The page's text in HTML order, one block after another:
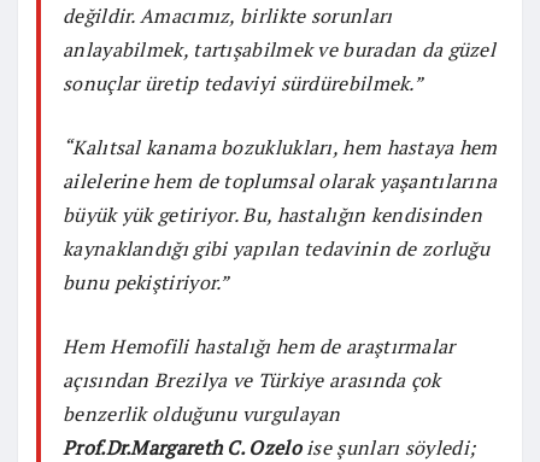
değildir. Amacımız, birlikte sorunları
anlayabilmek, tartışabilmek ve buradan da güzel
sonuçlar üretip tedaviyi sürdürebilmek.”
“Kalıtsal kanama bozuklukları, hem hastaya hem
ailelerine hem de toplumsal olarak yaşantılarına
büyük yük getiriyor. Bu, hastalığın kendisinden
kaynaklandığı gibi yapılan tedavinin de zorluğu
bunu pekiştiriyor.”
Hem Hemofili hastalığı hem de araştırmalar
açısından Brezilya ve Türkiye arasında çok
benzerlik olduğunu vurgulayan
Prof.Dr.Margareth C. Ozeloise şunları söyledi;